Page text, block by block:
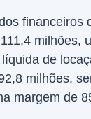
financeiros
milhões,
de
milhões,
margem de